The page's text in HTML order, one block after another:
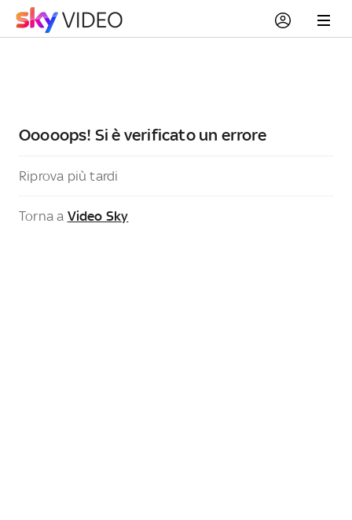
Ooooops! Si è verificato un errore
Riprova più tardi
Torna a Video Sky